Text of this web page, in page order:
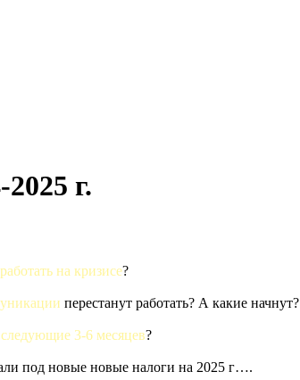
г.
на кризисе?
перестанут работать? А какие начнут?
3-6 месяцев?
под новые новые налоги на 2025 г….